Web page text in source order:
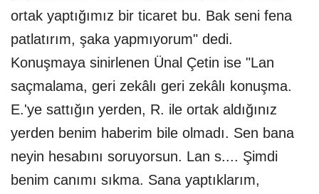
ortak yaptığımız bir ticaret bu. Bak seni fena
patlatırım, şaka yapmıyorum" dedi.
Konuşmaya sinirlenen Ünal Çetin ise "Lan
saçmalama, geri zekâlı geri zekâlı konuşma.
E.'ye sattığın yerden, R. ile ortak aldığınız
yerden benim haberim bile olmadı. Sen bana
neyin hesabını soruyorsun. Lan s.... Şimdi
benim canımı sıkma. Sana yaptıklarım,